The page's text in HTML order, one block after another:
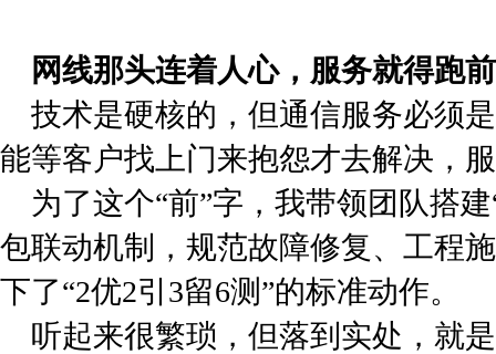
网线那头连着人心，服务就得跑
技术是硬核的，但通信服务必须
能等客户找上门来抱怨才去解决，
为了这个“前”字，我带领团队搭
包联动机制，规范故障修复、工程
下了“2优2引3留6测”的标准动作。
听起来很繁琐，但落到实处，就